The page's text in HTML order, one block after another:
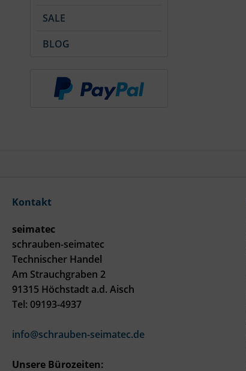
SALE
BLOG
Kontakt
seimatec
schrauben-seimatec
Technischer Handel
Am Strauchgraben 2
91315 Höchstadt a.d. Aisch
Tel: 09193-4937
info@schrauben-seimatec.de
Unsere Bürozeiten: